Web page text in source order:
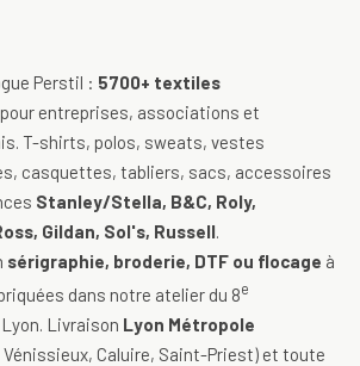
Perstil : 5700+ textiles
pour entreprises, associations et
T-shirts, polos, sweats, vestes
casquettes, tabliers, sacs, accessoires
Stanley/Stella, B&C, Roly,
Gildan, Sol's, Russell.
sérigraphie, broderie, DTF ou flocage à
dans notre atelier du 8e
Livraison Lyon Métropole
Vénissieux, Caluire, Saint-Priest) et toute